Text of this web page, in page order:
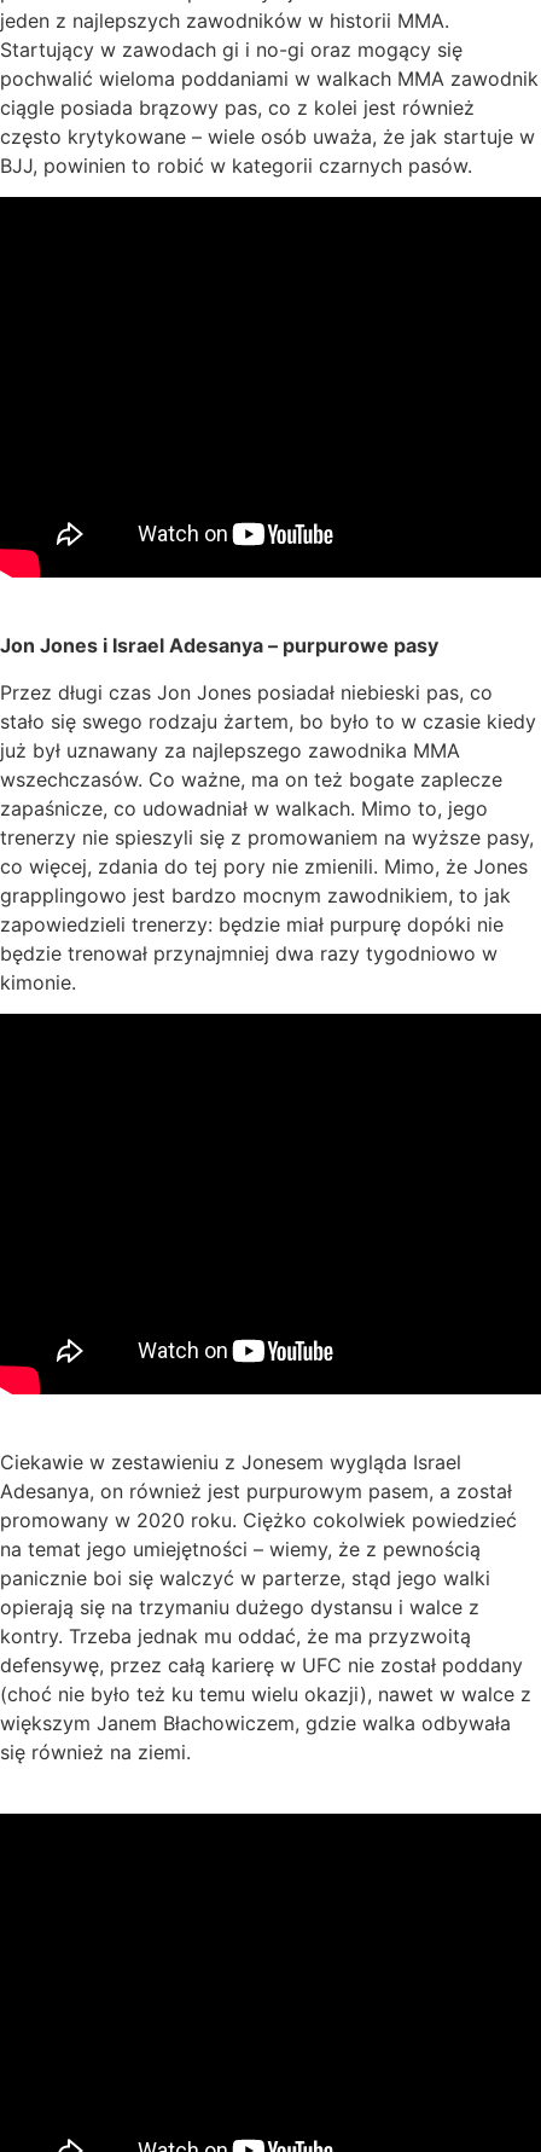
jeden z najlepszych zawodników w historii MMA.
Startujący w zawodach gi i no-gi oraz mogący się
pochwalić wieloma poddaniami w walkach MMA zawodnik
ciągle posiada brązowy pas, co z kolei jest również
często krytykowane – wiele osób uważa, że jak startuje w
BJJ, powinien to robić w kategorii czarnych pasów.
Jon Jones i Israel Adesanya – purpurowe pasy
Przez długi czas Jon Jones posiadał niebieski pas, co
stało się swego rodzaju żartem, bo było to w czasie kiedy
już był uznawany za najlepszego zawodnika MMA
wszechczasów. Co ważne, ma on też bogate zaplecze
zapaśnicze, co udowadniał w walkach. Mimo to, jego
trenerzy nie spieszyli się z promowaniem na wyższe pasy,
co więcej, zdania do tej pory nie zmienili. Mimo, że Jones
grapplingowo jest bardzo mocnym zawodnikiem, to jak
zapowiedzieli trenerzy: będzie miał purpurę dopóki nie
będzie trenował przynajmniej dwa razy tygodniowo w
kimonie.
Ciekawie w zestawieniu z Jonesem wygląda Israel
Adesanya, on również jest purpurowym pasem, a został
promowany w 2020 roku. Ciężko cokolwiek powiedzieć
na temat jego umiejętności – wiemy, że z pewnością
panicznie boi się walczyć w parterze, stąd jego walki
opierają się na trzymaniu dużego dystansu i walce z
kontry. Trzeba jednak mu oddać, że ma przyzwoitą
defensywę, przez całą karierę w UFC nie został poddany
(choć nie było też ku temu wielu okazji), nawet w walce z
większym Janem Błachowiczem, gdzie walka odbywała
się również na ziemi.